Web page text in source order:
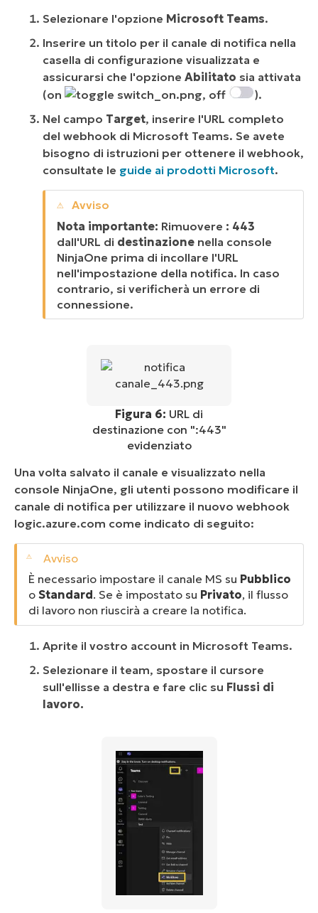
Selezionare l'opzione Microsoft Teams.
Inserire un titolo per il canale di notifica nella
casella di configurazione visualizzata e
assicurarsi che l'opzione Abilitato sia attivata
(on
, off
).
Nel campo Target, inserire l'URL completo
del webhook di Microsoft Teams. Se avete
bisogno di istruzioni per ottenere il webhook,
consultate le guide ai prodotti Microsoft.
Nota importante: Rimuovere : 443
dall'URL di destinazione nella console
NinjaOne prima di incollare l'URL
nell'impostazione della notifica. In caso
contrario, si verificherà un errore di
connessione.
Figura 6: URL di
destinazione con ":443"
evidenziato
Una volta salvato il canale e visualizzato nella
console NinjaOne, gli utenti possono modificare il
canale di notifica per utilizzare il nuovo webhook
logic.azure.com come indicato di seguito:
È necessario impostare il canale MS su Pubblico
o Standard. Se è impostato su Privato, il flusso
di lavoro non riuscirà a creare la notifica.
Aprite il vostro account in Microsoft Teams.
Selezionare il team, spostare il cursore
sull'ellisse a destra e fare clic su Flussi di
lavoro.